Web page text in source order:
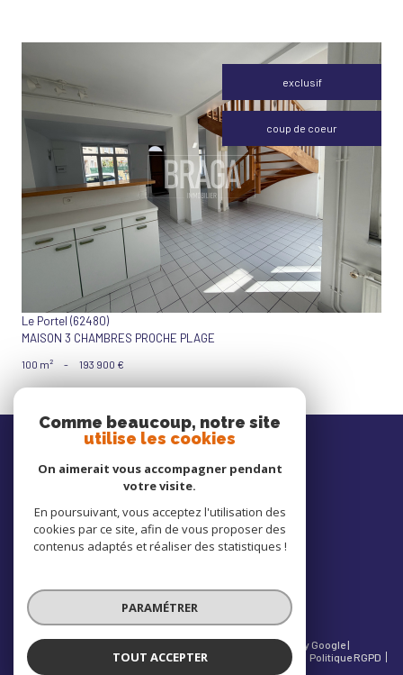
exclusif
coup de coeur
VOIR LE BIEN
Le Portel (62480)
MAISON 3 CHAMBRES PROCHE PLAGE
100 m² - 193 900 €
Nos
avis clients
Nous
© 2026 | Tous droits réservés | Traduction powered by Google |
Nos honoraires
Mentions légales Admin Partenaires
Politique RGPD
Comme beaucoup, notre site
utilise les cookies
On aimerait vous accompagner pendant
votre visite.
En poursuivant, vous acceptez l'utilisation des
cookies par ce site, afin de vous proposer des
contenus adaptés et réaliser des statistiques !
PARAMÉTRER
TOUT ACCEPTER